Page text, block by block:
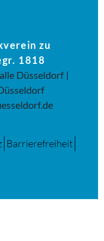
zu
1818
Düsseldorf |
Barrierefreiheit